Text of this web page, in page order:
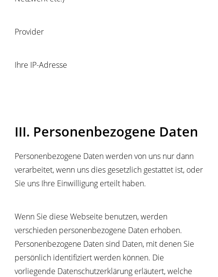
Provider
Ihre IP-Adresse
III. Personenbezogene Daten
Personenbezogene Daten werden von uns nur dann
verarbeitet, wenn uns dies gesetzlich gestattet ist, oder
Sie uns Ihre Einwilligung erteilt haben.
Wenn Sie diese Webseite benutzen, werden
verschieden personenbezogene Daten erhoben.
Personenbezogene Daten sind Daten, mit denen Sie
persönlich identifiziert werden können. Die
vorliegende Datenschutzerklärung erläutert, welche